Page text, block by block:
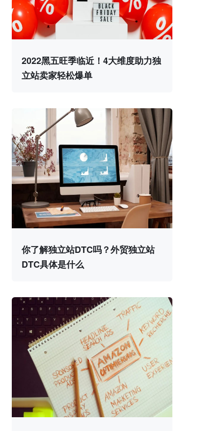
2022黑五旺季临近！4大维度助力独
立站卖家轻松爆单
你了解独立站DTC吗？外贸独立站
DTC具体是什么